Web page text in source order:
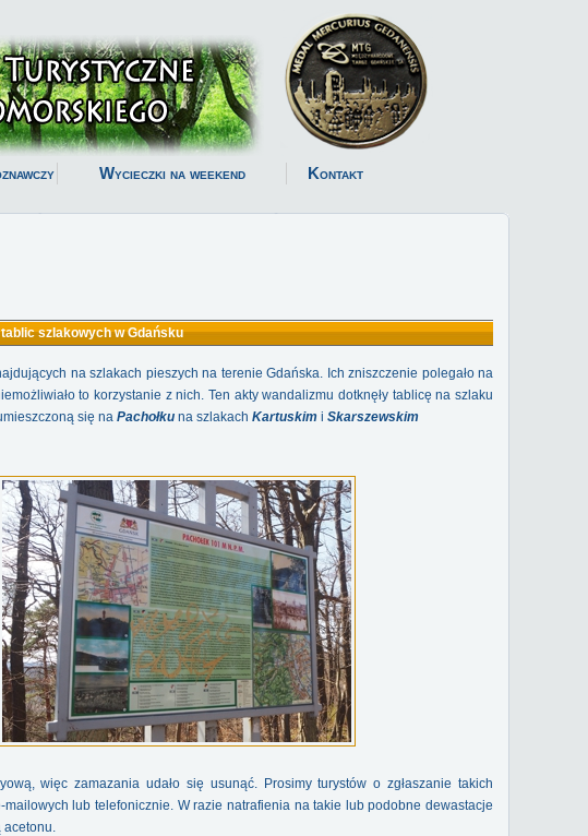
Wycieczki na weekend Kontakt
szlakowych w Gdańsku
na szlakach pieszych na terenie Gdańska. Ich zniszczenie polegało na
to korzystanie z nich. Ten akty wandalizmu dotknęły tablicę na szlaku
się na Pachołku na szlakach Kartuskim i Skarszewskim
więc zamazania udało się usunąć. Prosimy turystów o zgłaszanie takich
lub telefonicznie. W razie natrafienia na takie lub podobne dewastacje
acetonu.